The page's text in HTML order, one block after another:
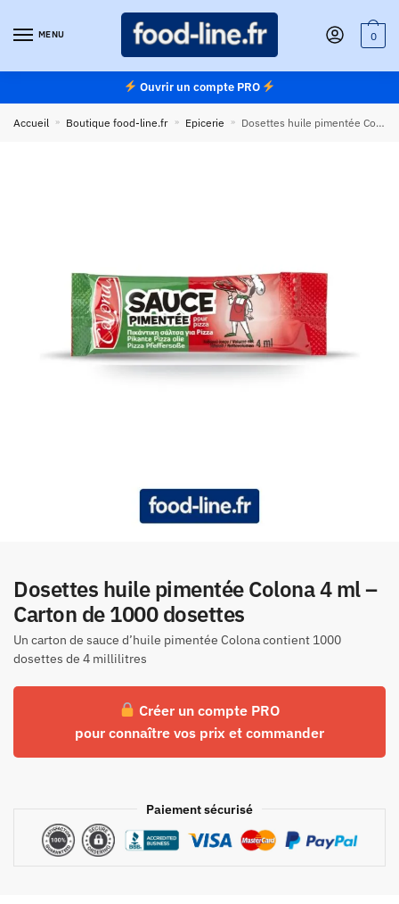
MENU 0
Ouvrir un compte PRO
Accueil » Boutique food-line.fr » Epicerie » Dosettes huile pimentée Colona 4 ml – Carton de 1000 dosettes
Dosettes huile pimentée Colona 4 ml –
Carton de 1000 dosettes
Un carton de sauce d’huile pimentée Colona contient 1000
dosettes de 4 millilitres
Créer un compte PRO
pour connaître vos prix et commander
Paiement sécurisé